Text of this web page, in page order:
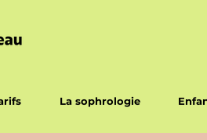
La sophrologie